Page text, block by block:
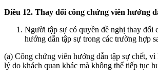
Điều 12. Thay đổi công chứng viên hướng
Người tập sự có quyền đề nghị thay đổi
hướng dẫn tập sự trong các trường hợp
(a) Công chứng viên hướng dẫn tập sự chết,
lý do khách quan khác mà không thể tiếp tục